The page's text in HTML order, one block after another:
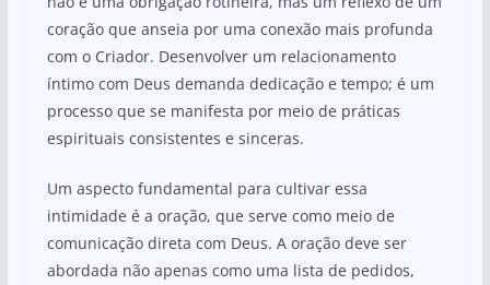
coração que anseia por uma conexão mais profunda
com o Criador. Desenvolver um relacionamento
íntimo com Deus demanda dedicação e tempo; é um
processo que se manifesta por meio de práticas
espirituais consistentes e sinceras.
Um aspecto fundamental para cultivar essa
intimidade é a oração, que serve como meio de
comunicação direta com Deus. A oração deve ser
abordada não apenas como uma lista de pedidos,